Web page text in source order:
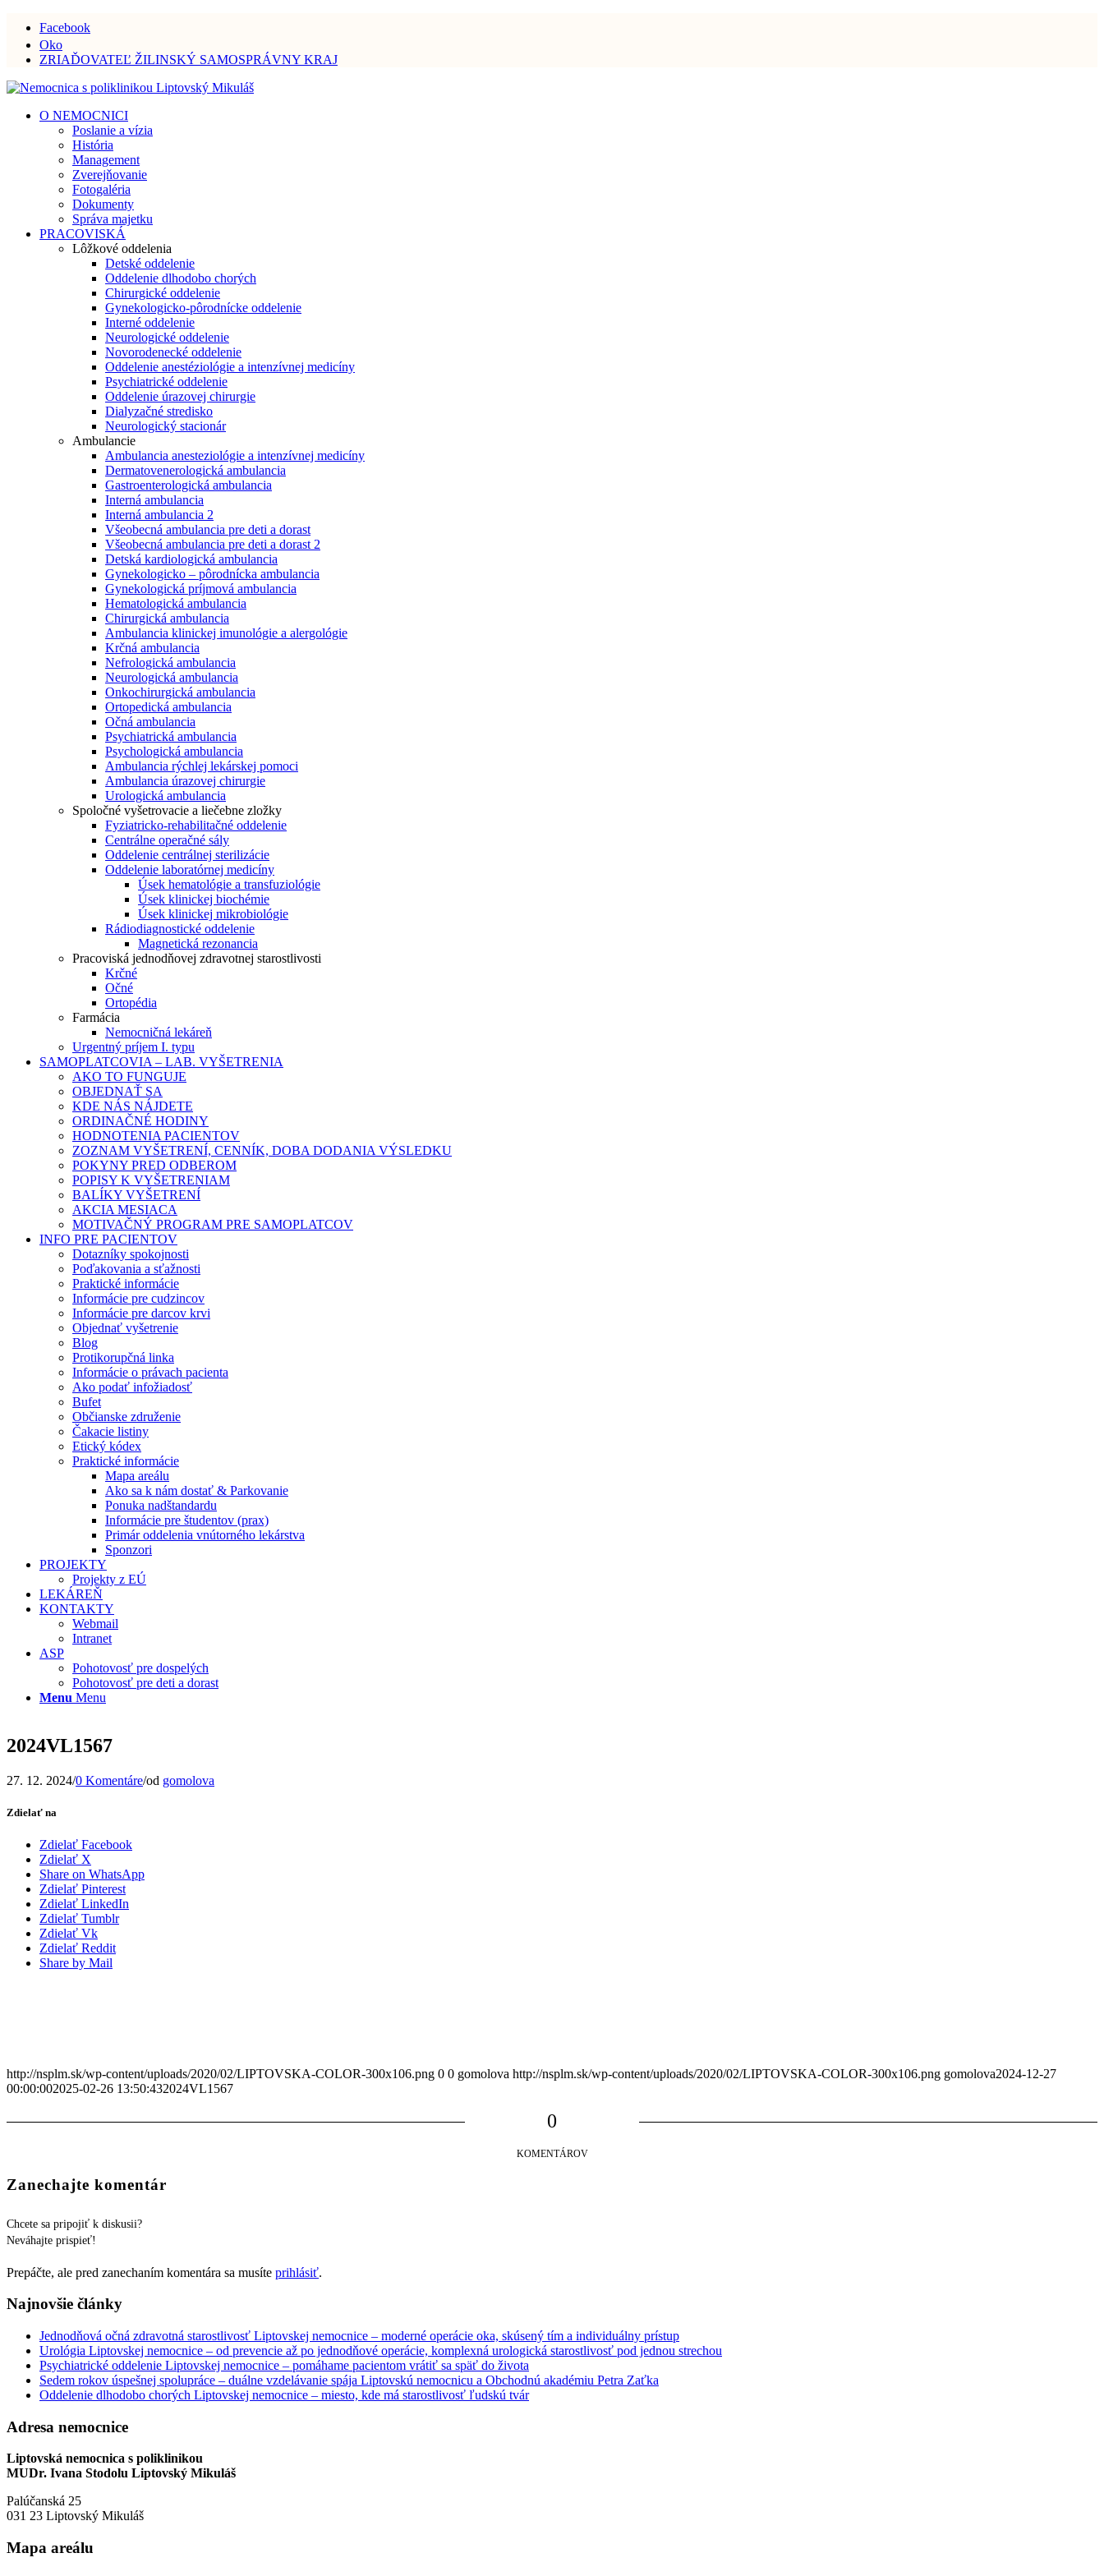
Facebook
Oko
ZRIAĎOVATEĽ ŽILINSKÝ SAMOSPRÁVNY KRAJ
O NEMOCNICI
Poslanie a vízia
História
Management
Zverejňovanie
Fotogaléria
Dokumenty
Správa majetku
PRACOVISKÁ
Lôžkové oddelenia
Detské oddelenie
Oddelenie dlhodobo chorých
Chirurgické oddelenie
Gynekologicko-pôrodnícke oddelenie
Interné oddelenie
Neurologické oddelenie
Novorodenecké oddelenie
Oddelenie anestéziológie a intenzívnej medicíny
Psychiatrické oddelenie
Oddelenie úrazovej chirurgie
Dialyzačné stredisko
Neurologický stacionár
Ambulancie
Ambulancia anesteziológie a intenzívnej medicíny
Dermatovenerologická ambulancia
Gastroenterologická ambulancia
Interná ambulancia
Interná ambulancia 2
Všeobecná ambulancia pre deti a dorast
Všeobecná ambulancia pre deti a dorast 2
Detská kardiologická ambulancia
Gynekologicko – pôrodnícka ambulancia
Gynekologická príjmová ambulancia
Hematologická ambulancia
Chirurgická ambulancia
Ambulancia klinickej imunológie a alergológie
Krčná ambulancia
Nefrologická ambulancia
Neurologická ambulancia
Onkochirurgická ambulancia
Ortopedická ambulancia
Očná ambulancia
Psychiatrická ambulancia
Psychologická ambulancia
Ambulancia rýchlej lekárskej pomoci
Ambulancia úrazovej chirurgie
Urologická ambulancia
Spoločné vyšetrovacie a liečebne zložky
Fyziatricko-rehabilitačné oddelenie
Centrálne operačné sály
Oddelenie centrálnej sterilizácie
Oddelenie laboratórnej medicíny
Úsek hematológie a transfuziológie
Úsek klinickej biochémie
Úsek klinickej mikrobiológie
Rádiodiagnostické oddelenie
Magnetická rezonancia
Pracoviská jednodňovej zdravotnej starostlivosti
Krčné
Očné
Ortopédia
Farmácia
Nemocničná lekáreň
Urgentný príjem I. typu
SAMOPLATCOVIA – LAB. VYŠETRENIA
AKO TO FUNGUJE
OBJEDNAŤ SA
KDE NÁS NÁJDETE
ORDINAČNÉ HODINY
HODNOTENIA PACIENTOV
ZOZNAM VYŠETRENÍ, CENNÍK, DOBA DODANIA VÝSLEDKU
POKYNY PRED ODBEROM
POPISY K VYŠETRENIAM
BALÍKY VYŠETRENÍ
AKCIA MESIACA
MOTIVAČNÝ PROGRAM PRE SAMOPLATCOV
INFO PRE PACIENTOV
Dotazníky spokojnosti
Poďakovania a sťažnosti
Praktické informácie
Informácie pre cudzincov
Informácie pre darcov krvi
Objednať vyšetrenie
Blog
Protikorupčná linka
Informácie o právach pacienta
Ako podať infožiadosť
Bufet
Občianske združenie
Čakacie listiny
Etický kódex
Praktické informácie
Mapa areálu
Ako sa k nám dostať & Parkovanie
Ponuka nadštandardu
Informácie pre študentov (prax)
Primár oddelenia vnútorného lekárstva
Sponzori
PROJEKTY
Projekty z EÚ
LEKÁREŇ
KONTAKTY
Webmail
Intranet
ASP
Pohotovosť pre dospelých
Pohotovosť pre deti a dorast
Menu Menu
2024VL1567
27. 12. 2024/0 Komentáre/od gomolova
Zdielať na
Zdielať Facebook
Zdielať X
Share on WhatsApp
Zdielať Pinterest
Zdielať LinkedIn
Zdielať Tumblr
Zdielať Vk
Zdielať Reddit
Share by Mail
http://nsplm.sk/wp-content/uploads/2020/02/LIPTOVSKA-COLOR-300x106.png 0 0 gomolova http://nsplm.sk/wp-content/uploads/2020/02/LIPTOVSKA-COLOR-300x106.png gomolova2024-12-27
00:00:002025-02-26 13:50:432024VL1567
0
KOMENTÁROV
Zanechajte komentár
Chcete sa pripojiť k diskusii?
Neváhajte prispieť!
Prepáčte, ale pred zanechaním komentára sa musíte prihlásiť.
Najnovšie články
Jednodňová očná zdravotná starostlivosť Liptovskej nemocnice – moderné operácie oka, skúsený tím a individuálny prístup
Urológia Liptovskej nemocnice – od prevencie až po jednodňové operácie, komplexná urologická starostlivosť pod jednou strechou
Psychiatrické oddelenie Liptovskej nemocnice – pomáhame pacientom vrátiť sa späť do života
Sedem rokov úspešnej spolupráce – duálne vzdelávanie spája Liptovskú nemocnicu a Obchodnú akadémiu Petra Zaťka
Oddelenie dlhodobo chorých Liptovskej nemocnice – miesto, kde má starostlivosť ľudskú tvár
Adresa nemocnice
Liptovská nemocnica s poliklinikou
MUDr. Ivana Stodolu Liptovský Mikuláš
Palúčanská 25
031 23 Liptovský Mikuláš
Mapa areálu